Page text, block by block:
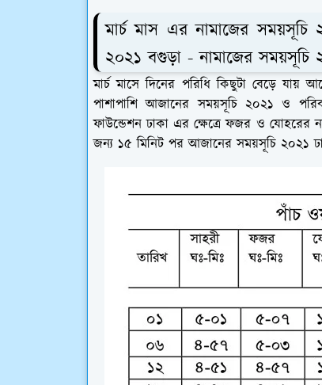
মার্চ মাস এর নামাজের
২০২১ বগুড়া - নামাজের সময়সূচি
মার্চ মাসে দিনের পরিধি কিছুটা বেড়ে
পাশাপাশি আজানের সময়সূচি ২০২১ ও
ফাউন্ডেশন ঢাকা এর ক্ষেত্রে ফজর ও
জন্য ১৫ মিনিট পর আজানের সময়সূচি ২০২১